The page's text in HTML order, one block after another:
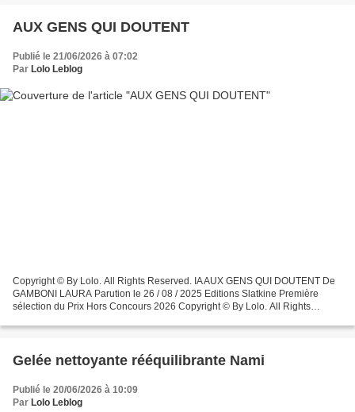
AUX GENS QUI DOUTENT
Publié le 21/06/2026 à 07:02
Par Lolo Leblog
Copyright © By Lolo. All Rights Reserved. IA AUX GENS QUI DOUTENT De
GAMBONI LAURA Parution le 26 / 08 / 2025 Editions Slatkine Première
sélection du Prix Hors Concours 2026 Copyright © By Lolo. All Rights
Gelée nettoyante rééquilibrante Nami
Publié le 20/06/2026 à 10:09
Par Lolo Leblog